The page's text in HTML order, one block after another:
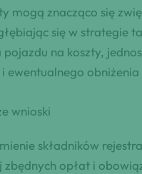
mogą znacząco się
się w strategie
pojazdu na koszty,
ewentualnego
wnioski
składników
zbędnych opłat i